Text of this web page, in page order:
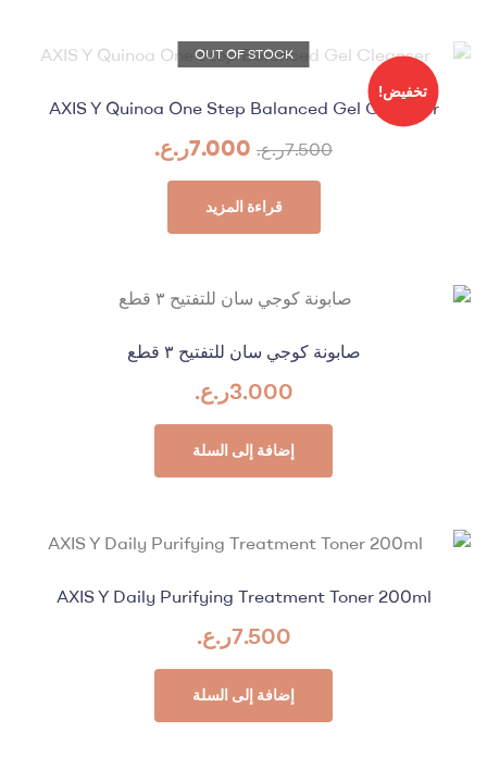
تخفيض!
OUT OF STOCK
AXIS Y Quinoa One Step Balanced Gel Cleanser
7.500ر.ع. 7.000ر.ع.
قراءة المزيد
صابونة كوجي سان للتفتيح ٣ قطع
3.000ر.ع.
إضافة إلى السلة
AXIS Y Daily Purifying Treatment Toner 200ml
7.500ر.ع.
إضافة إلى السلة